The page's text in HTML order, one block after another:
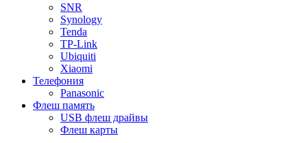
SNR
Synology
Tenda
TP-Link
Ubiquiti
Xiaomi
Телефония
Panasonic
Флеш память
USB флеш драйвы
Флеш карты